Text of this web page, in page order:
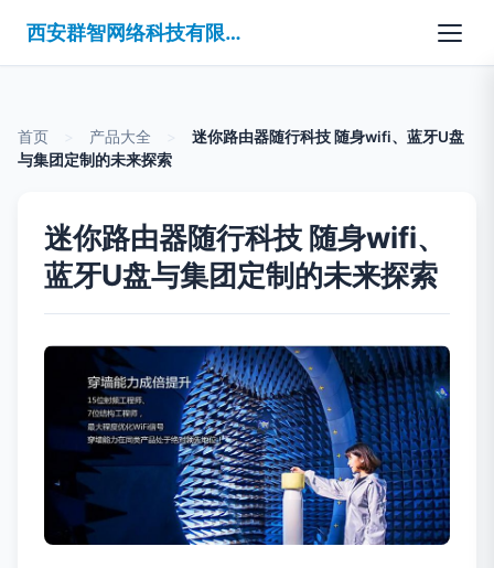
西安群智网络科技有限公司
首页 产品大全
迷你路由器随行科技 随身wifi、蓝牙U盘
与集团定制的未来探索
迷你路由器随行科技 随身wifi、
蓝牙U盘与集团定制的未来探索